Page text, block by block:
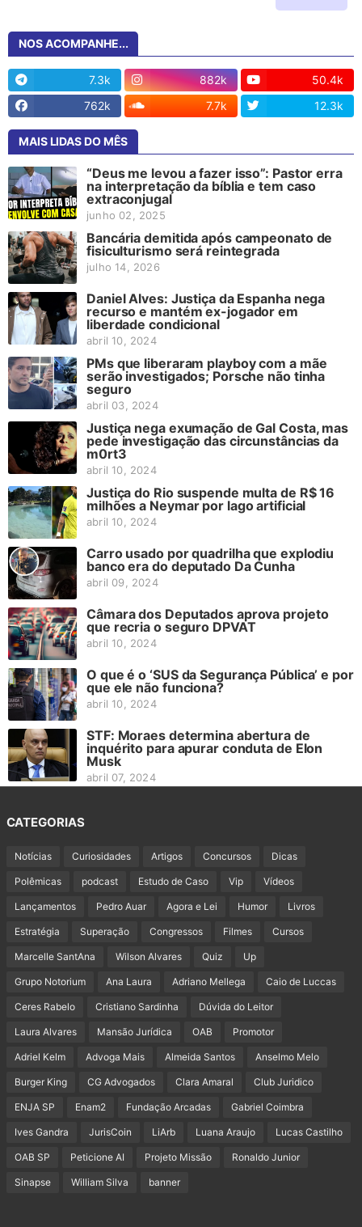
NOS ACOMPANHE...
7.3k 882k
50.4k
762k
7.7k 12.3k
MAIS LIDAS DO MÊS
“Deus me levou a fazer isso”: Pastor erra
na interpretação da bíblia e tem caso
extraconjugal
junho 02, 2025
Bancária demitida após campeonato de
fisiculturismo será reintegrada
julho 14, 2026
Daniel Alves: Justiça da Espanha nega
recurso e mantém ex-jogador em
liberdade condicional
abril 10, 2024
PMs que liberaram playboy com a mãe
serão investigados; Porsche não tinha
seguro
abril 03, 2024
Justiça nega exumação de Gal Costa, mas
pede investigação das circunstâncias da
m0rt3
abril 10, 2024
Justiça do Rio suspende multa de R$ 16
milhões a Neymar por lago artificial
abril 10, 2024
Carro usado por quadrilha que explodiu
banco era do deputado Da Cunha
abril 09, 2024
Câmara dos Deputados aprova projeto
que recria o seguro DPVAT
abril 10, 2024
O que é o ‘SUS da Segurança Pública’ e por
que ele não funciona?
abril 10, 2024
STF: Moraes determina abertura de
inquérito para apurar conduta de Elon
Musk
abril 07, 2024
CATEGORIAS
Notícias Curiosidades Artigos Concursos Dicas
Polêmicas podcast Estudo de Caso Vip Vídeos
Lançamentos Pedro Auar Agora e Lei Humor Livros
Estratégia Superação Congressos Filmes Cursos
Marcelle SantAna Wilson Alvares Quiz Up
Grupo Notorium Ana Laura Adriano Mellega Caio de Luccas
Ceres Rabelo Cristiano Sardinha Dúvida do Leitor
Laura Alvares Mansão Jurídica OAB Promotor
Adriel Kelm Advoga Mais Almeida Santos Anselmo Melo
Burger King CG Advogados Clara Amaral Club Juridico
ENJA SP Enam2 Fundação Arcadas Gabriel Coimbra
Ives Gandra JurisCoin LiArb Luana Araujo Lucas Castilho
OAB SP Peticione AI Projeto Missão Ronaldo Junior
Sinapse William Silva banner